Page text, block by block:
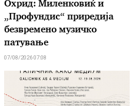
Охрид: Миленковиќ и
„Профундис“ приредија
безвремено музичко
патување
07/08/2026 07:08